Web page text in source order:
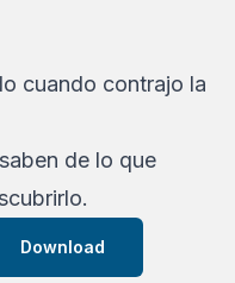
cuando contrajo la
de lo que
Download